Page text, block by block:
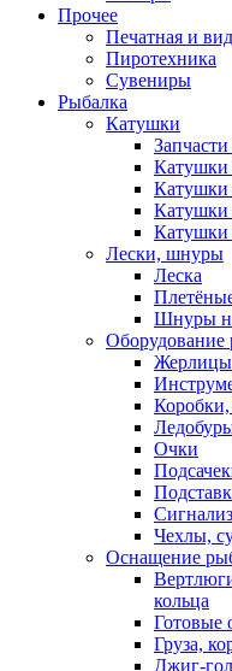
Прочее
Печатная и
Пиротехника
Сувениры
Рыбалка
Катушки
Катушки
Катушки
Катушки
Катушки
Лески, шнуры
Леска
Шнуры
Оборудование
Жерлицы
Очки
Чехлы,
Оснащение
кольца
Готовые
Груза,
Джиг-